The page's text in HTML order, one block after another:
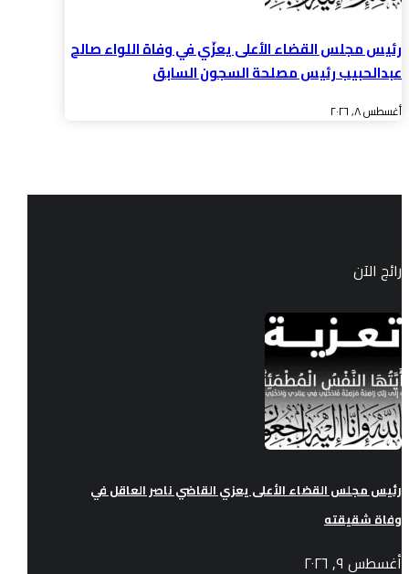
رئيس مجلس القضاء الأعلى يعزّي في وفاة اللواء صالح
عبدالحبيب رئيس مصلحة السجون السابق
أغسطس ٨, ٢٠٢٦
رائج الآن
رئيس مجلس القضاء الأعلى يعزي القاضي ناصر العاقل في
وفاة شقيقته
أغسطس ٩, ٢٠٢٦